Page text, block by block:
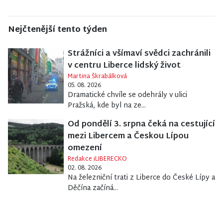
Nejčtenější tento týden
Strážníci a všímaví svědci zachránili
v centru Liberce lidský život
Martina Škrabálková
05. 08. 2026
Dramatické chvíle se odehrály v ulici
Pražská, kde byl na ze...
Od pondělí 3. srpna čeká na cestující
mezi Libercem a Českou Lípou
omezení
Redakce iLIBERECKO
02. 08. 2026
Na železniční trati z Liberce do České Lípy a
Děčína začíná...